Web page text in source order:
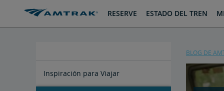
saltar
saltar RESERVE ESTADO DEL TREN
Inspiración para Viajar
BLOG DE